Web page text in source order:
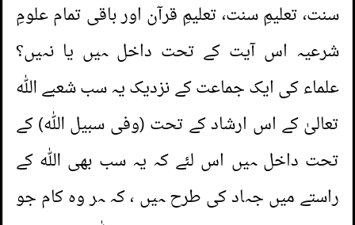
سنت، تعلیمِ سنت، تعلیمِ قرآن اور باقی تمام علومِ
شرعیہ اس آیت کے تحت داخل ہیں یا نہیں؟
علماء کی ایک جماعت کے نزدیک یہ سب شعبے اللہ
تعالیٰ کے اس ارشاد کے تحت (وفی سبیل اللہ) کے
تحت داخل ہیں اس لئے کہ یہ سب بھی اللہ کے
راستے میں جہاد کی طرح ہیں ، کہ ہر وہ کام جو